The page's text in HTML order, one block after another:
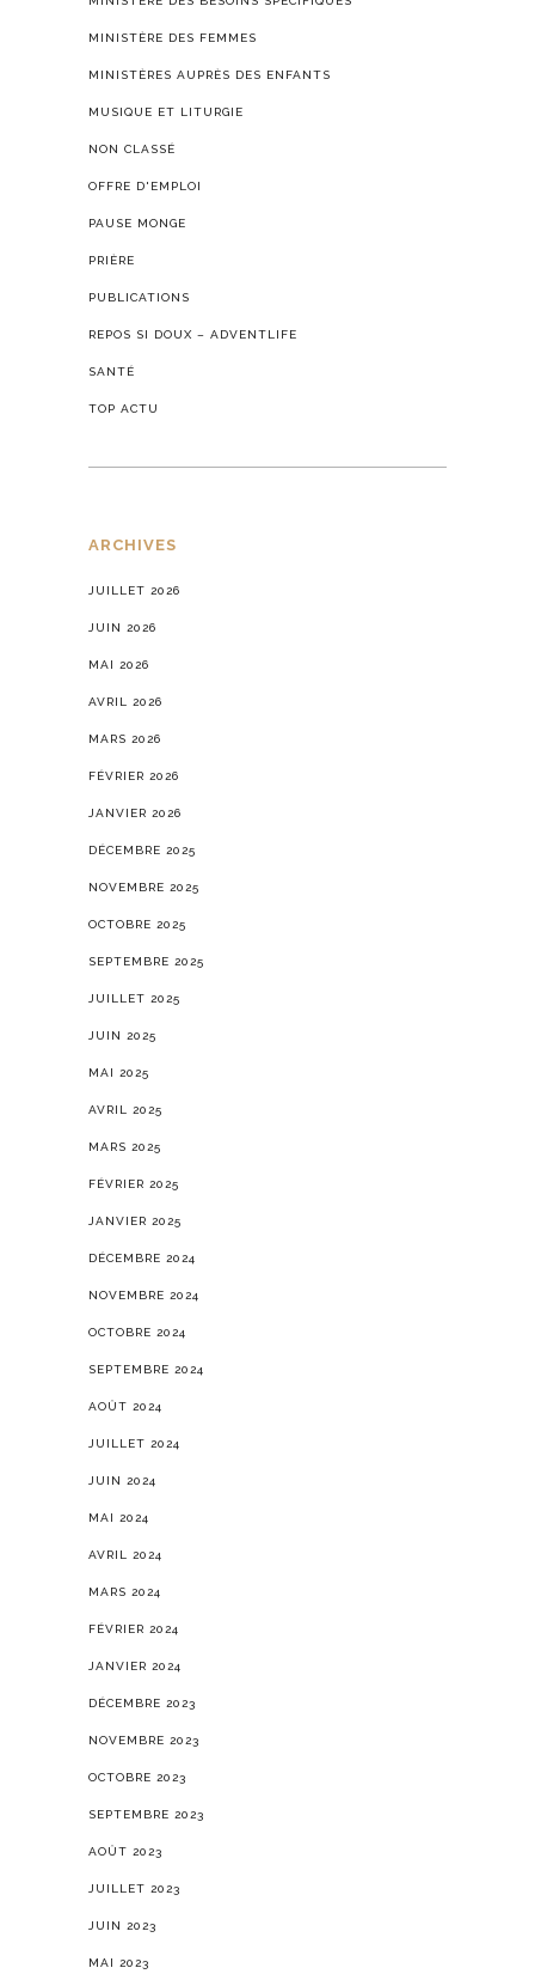
MINISTÈRE DES FEMMES
MINISTÈRES AUPRÈS DES ENFANTS
MUSIQUE ET LITURGIE
NON CLASSÉ
OFFRE D'EMPLOI
PAUSE MONGE
PRIÈRE
PUBLICATIONS
REPOS SI DOUX – ADVENTLIFE
SANTÉ
TOP ACTU
ARCHIVES
JUILLET 2026
JUIN 2026
MAI 2026
AVRIL 2026
MARS 2026
FÉVRIER 2026
JANVIER 2026
DÉCEMBRE 2025
NOVEMBRE 2025
OCTOBRE 2025
SEPTEMBRE 2025
JUILLET 2025
JUIN 2025
MAI 2025
AVRIL 2025
MARS 2025
FÉVRIER 2025
JANVIER 2025
DÉCEMBRE 2024
NOVEMBRE 2024
OCTOBRE 2024
SEPTEMBRE 2024
AOÛT 2024
JUILLET 2024
JUIN 2024
MAI 2024
AVRIL 2024
MARS 2024
FÉVRIER 2024
JANVIER 2024
DÉCEMBRE 2023
NOVEMBRE 2023
OCTOBRE 2023
SEPTEMBRE 2023
AOÛT 2023
JUILLET 2023
JUIN 2023
MAI 2023